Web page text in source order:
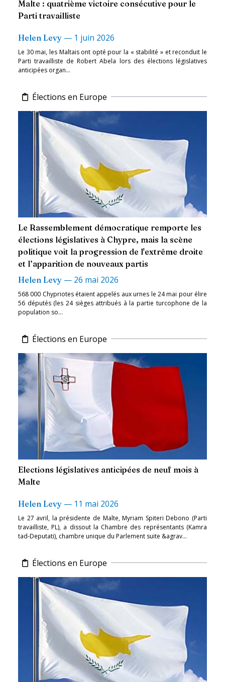
Malte : quatrième victoire consécutive pour le
Parti travailliste
Helen Levy — 1 juin 2026
Le 30 mai, les Maltais ont opté pour la « stabilité » et reconduit le
Parti travailliste de Robert Abela lors des élections législatives
anticipées organ...
Élections en Europe
Le Rassemblement démocratique remporte les
élections législatives à Chypre, mais la scène
politique voit la progression de l'extrême droite
et l’apparition de nouveaux partis
Helen Levy — 26 mai 2026
568 000 Chypriotes étaient appelés aux urnes le 24 mai pour élire
56 députés (les 24 sièges attribués à la partie turcophone de la
population so...
Élections en Europe
Elections législatives anticipées de neuf mois à
Malte
Helen Levy — 11 mai 2026
Le 27 avril, la présidente de Malte, Myriam Spiteri Debono (Parti
travailliste, PL), a dissout la Chambre des représentants (Kamra
tad-Deputati), chambre unique du Parlement suite &agrav...
Élections en Europe